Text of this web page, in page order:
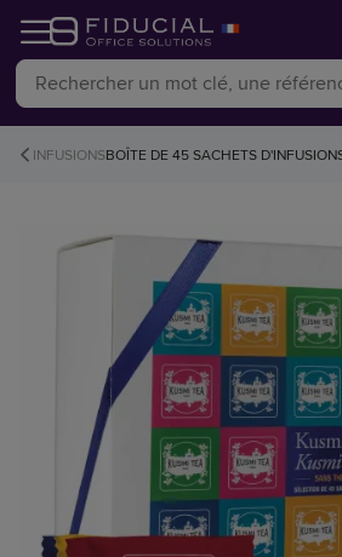
INFUSIONSBOÎTE DE 45 SACHETS